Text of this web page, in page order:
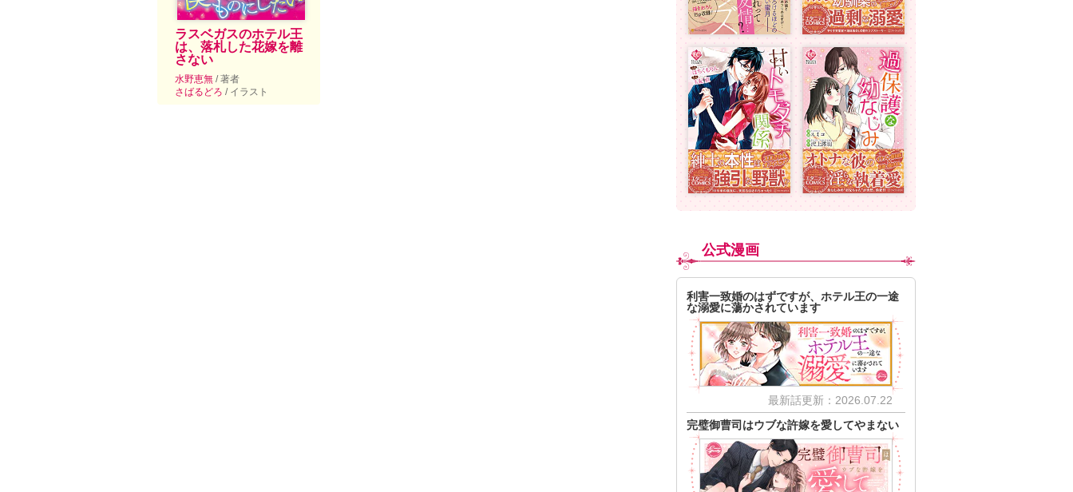
ラスベガスのホテル王
は、落札した花嫁を離
さない
水野恵無 / 著者
さばるどろ / イラスト
公式漫画
利害一致婚のはずですが、ホテル王の一途
な溺愛に蕩かされています
最新話更新：2026.07.22
完璧御曹司はウブな許嫁を愛してやまない